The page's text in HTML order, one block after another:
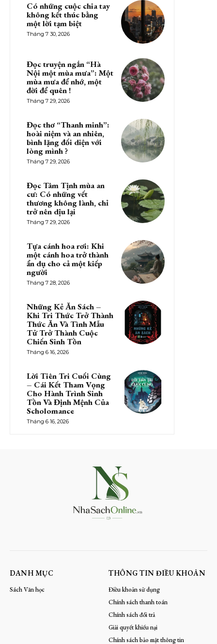
Có những cuộc chia tay
không kết thúc bằng
một lời tạm biệt
Tháng 7 30, 2026
Đọc truyện ngắn “Hà
Nội một mùa mưa”: Một
mùa mưa để nhớ, một
đời để quên !
Tháng 7 29, 2026
Đọc thơ “Thanh minh”:
hoài niệm và an nhiên,
bình lặng đối diện với
lòng mình ?
Tháng 7 29, 2026
Đọc Tâm Tịnh mùa an
cư: Có những vết
thương không lành, chỉ
trở nên dịu lại
Tháng 7 29, 2026
Tựa cánh hoa rơi: Khi
một cánh hoa trở thành
ẩn dụ cho cả một kiếp
người
Tháng 7 28, 2026
Những Kẻ Ăn Sách –
Khi Tri Thức Trở Thành
Thức Ăn Và Tình Mẫu
Tử Trở Thành Cuộc
Chiến Sinh Tồn
Tháng 6 16, 2026
Lời Tiên Tri Cuối Cùng
– Cái Kết Tham Vọng
Cho Hành Trình Sinh
Tồn Và Định Mệnh Của
Scholomance
Tháng 6 16, 2026
DANH MỤC
Sách Văn học
THÔNG TIN ĐIỀU KHOẢN
Điều khoản sử dụng
Chính sách thanh toán
Chính sách đổi trả
Giải quyết khiếu nại
Chính sách bảo mật thông tin